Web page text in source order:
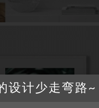
设计少走弯路~